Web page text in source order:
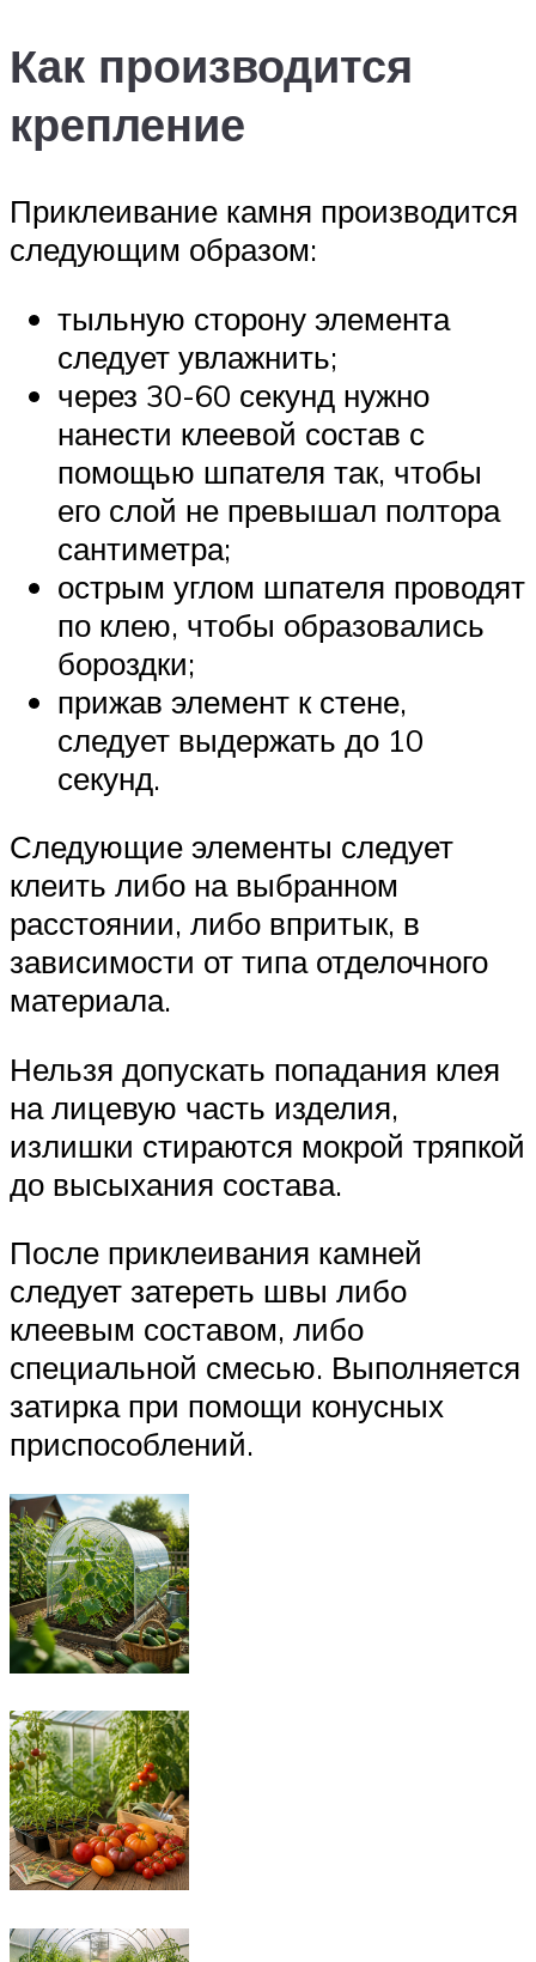
Как производится
крепление
Приклеивание камня производится
следующим образом:
тыльную сторону элемента
следует увлажнить;
через 30-60 секунд нужно
нанести клеевой состав с
помощью шпателя так, чтобы
его слой не превышал полтора
сантиметра;
острым углом шпателя проводят
по клею, чтобы образовались
бороздки;
прижав элемент к стене,
следует выдержать до 10
секунд.
Следующие элементы следует
клеить либо на выбранном
расстоянии, либо впритык, в
зависимости от типа отделочного
материала.
Нельзя допускать попадания клея
на лицевую часть изделия,
излишки стираются мокрой тряпкой
до высыхания состава.
После приклеивания камней
следует затереть швы либо
клеевым составом, либо
специальной смесью. Выполняется
затирка при помощи конусных
приспособлений.